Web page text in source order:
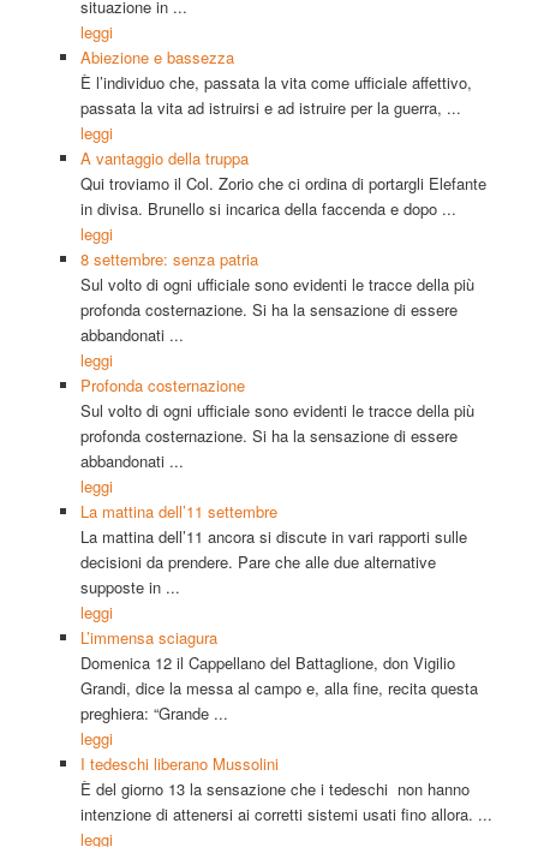
situazione in ...
leggi
Abiezione e bassezza
È l’individuo che, passata la vita come ufficiale affettivo,
passata la vita ad istruirsi e ad istruire per la guerra, ...
leggi
A vantaggio della truppa
Qui troviamo il Col. Zorio che ci ordina di portargli Elefante
in divisa. Brunello si incarica della faccenda e dopo ...
leggi
8 settembre: senza patria
Sul volto di ogni ufficiale sono evidenti le tracce della più
profonda costernazione. Si ha la sensazione di essere
abbandonati ...
leggi
Profonda costernazione
Sul volto di ogni ufficiale sono evidenti le tracce della più
profonda costernazione. Si ha la sensazione di essere
abbandonati ...
leggi
La mattina dell’11 settembre
La mattina dell’11 ancora si discute in vari rapporti sulle
decisioni da prendere. Pare che alle due alternative
supposte in ...
leggi
L’immensa sciagura
Domenica 12 il Cappellano del Battaglione, don Vigilio
Grandi, dice la messa al campo e, alla fine, recita questa
preghiera: “Grande ...
leggi
I tedeschi liberano Mussolini
È del giorno 13 la sensazione che i tedeschi non hanno
intenzione di attenersi ai corretti sistemi usati fino allora. ...
leggi